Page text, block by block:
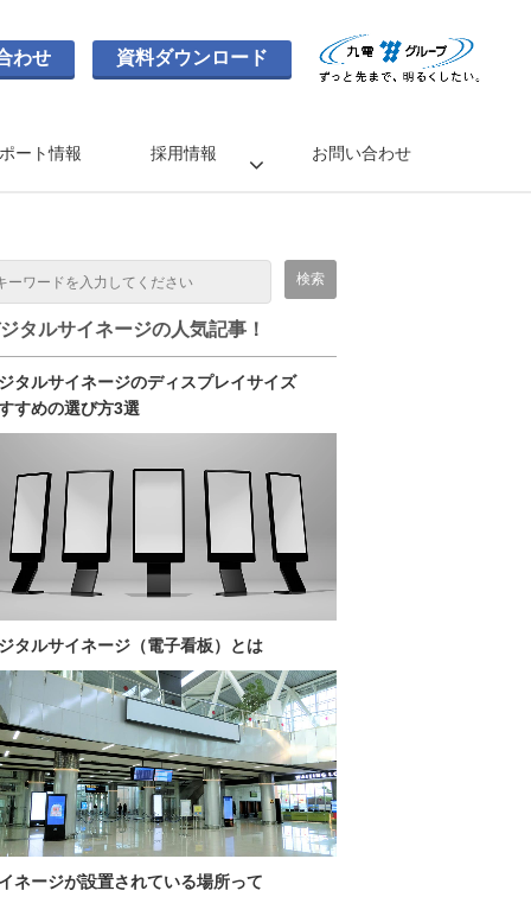
わせ 資料ダウンロード
ート情報 採用情報 お問い合わせ
タルサイネージの人気記事！
タルサイネージのディスプレイサイズ
すめの選び方3選
タルサイネージ（電子看板）とは
ネージが設置されている場所って